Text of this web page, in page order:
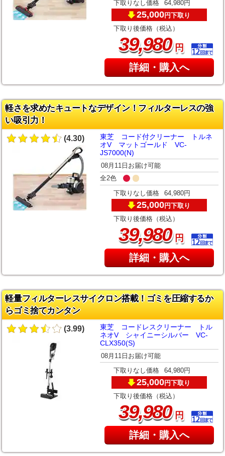
下取りなし価格 64,980円
25,000円下取り
下取り後価格（税込）
39,980円
詳細・購入へ
軽さを求めたキュートなデザイン！フィルターレスの強
い吸引力！
(4.30)
東芝 コード付クリーナー トルネ
オV マットゴールド VC-
JS7000(N)
08月11日お届け可能
全2色
下取りなし価格 64,980円
25,000円下取り
下取り後価格（税込）
39,980円
詳細・購入へ
軽量フィルターレスサイクロン搭載！ゴミを圧縮するか
らゴミ捨てカンタン
(3.99)
東芝 コードレスクリーナー トル
ネオV シャイニーシルバー VC-
CLX350(S)
08月11日お届け可能
下取りなし価格 64,980円
25,000円下取り
下取り後価格（税込）
39,980円
詳細・購入へ